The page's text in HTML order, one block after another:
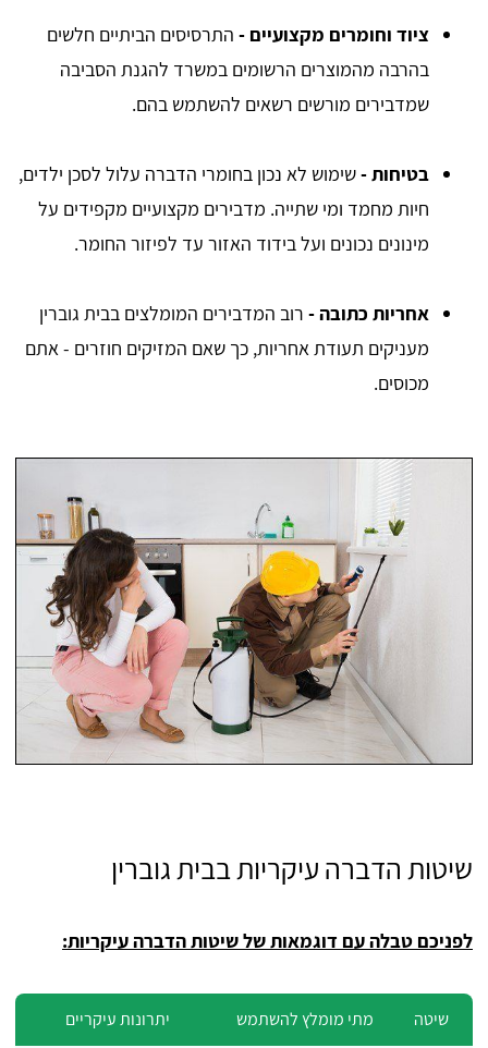
ציוד וחומרים מקצועיים - התרסיסים הביתיים חלשים
בהרבה מהמוצרים הרשומים במשרד להגנת הסביבה
שמדבירים מורשים רשאים להשתמש בהם.
בטיחות -שימוש לא נכון בחומרי הדברה עלול לסכן ילדים,
חיות מחמד ומי שתייה. מדבירים מקצועיים מקפידים על
מינונים נכונים ועל בידוד האזור עד לפיזור החומר.
אחריות כתובה - רוב המדבירים המומלצים בבית גוברין
מעניקים תעודת אחריות, כך שאם המזיקים חוזרים - אתם
מכוסים.
שיטות הדברה עיקריות בבית גוברין
לפניכם טבלה עם דוגמאות של שיטות הדברה עיקריות:
שיטה מתי מומלץ להשתמש יתרונות עיקריים